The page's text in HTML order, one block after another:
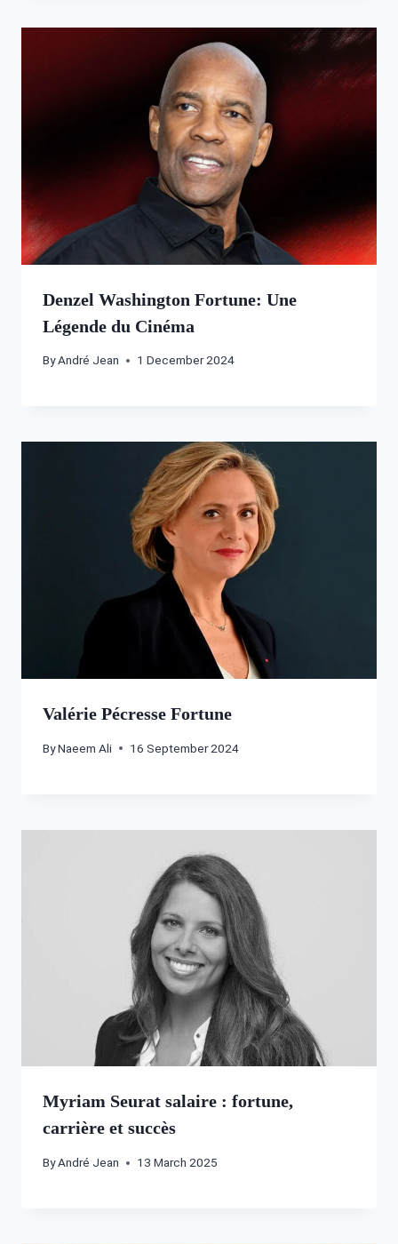
Denzel Washington Fortune: Une
Légende du Cinéma
ByAndré Jean 1 December 2024
Valérie Pécresse Fortune
ByNaeem Ali 16 September 2024
Myriam Seurat salaire : fortune,
carrière et succès
ByAndré Jean 13 March 2025